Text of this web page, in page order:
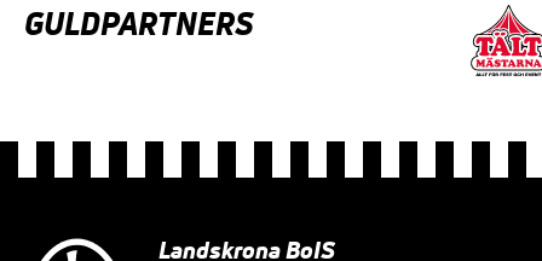
GULDPARTNERS
Landskrona BoIS